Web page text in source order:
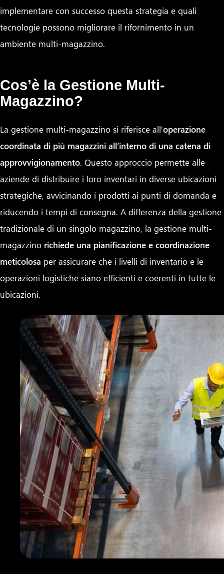
implementare con successo questa strategia e quali
tecnologie possono migliorare il rifornimento in un
ambiente multi-magazzino.
Cos’è la Gestione Multi-
Magazzino?
La gestione multi-magazzino si riferisce all’operazione
coordinata di più magazzini all’interno di una catena di
approvvigionamento. Questo approccio permette alle
aziende di distribuire i loro inventari in diverse ubicazioni
strategiche, avvicinando i prodotti ai punti di domanda e
riducendo i tempi di consegna. A differenza della gestione
tradizionale di un singolo magazzino, la gestione multi-
magazzino richiede una pianificazione e coordinazione
meticolosa per assicurare che i livelli di inventario e le
operazioni logistiche siano efficienti e coerenti in tutte le
ubicazioni.